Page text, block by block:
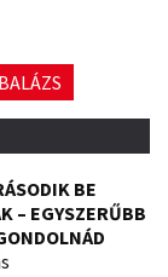
BE
– EGYSZERŰBB